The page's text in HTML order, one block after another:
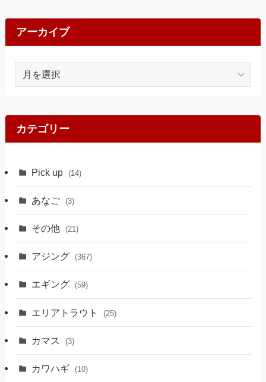
アーカイブ
ブ
カテゴリー
Pick up (14)
あなご (3)
その他 (21)
アジング (367)
エギング (59)
エリアトラウト (25)
カマス (3)
カワハギ (10)